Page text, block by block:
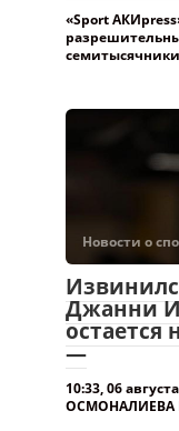
«Sport
Новости о
Джанни
остается
—
10:33, 06
ОСМОНАЛИЕВА